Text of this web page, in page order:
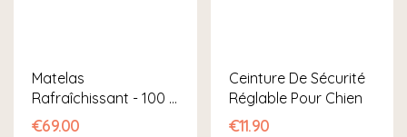
Matelas
Rafraîchissant - 100 X
70 Cm
€69.00
Ceinture De Sécurité
Réglable Pour Chien
€11.90